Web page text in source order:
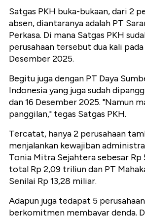
Satgas PKH buka-bukaan, dari 2
absen, diantaranya adalah PT
Perkasa. Di mana Satgas PKH
perusahaan tersebut dua kali pada
Desember 2025.
Begitu juga dengan PT Daya
Indonesia yang juga sudah
dan 16 Desember 2025. "Namun
panggilan," tegas Satgas PKH.
Tercatat, hanya 2 perusahaan
menjalankan kewajiban
Tonia Mitra Sejahtera sebesar
total Rp 2,09 triliun dan PT
Senilai Rp 13,28 miliar.
Adapun juga tedapat 5
berkomitmen membayar denda.